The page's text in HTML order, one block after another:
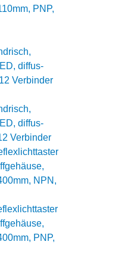
PNP,
diffus-
Verbinder
diffus-
Verbinder
NPN,
PNP,